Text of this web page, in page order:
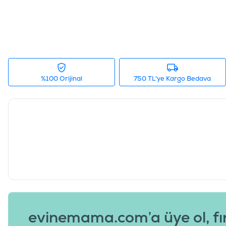
%100 Orijinal 750 TL'ye Kargo Bedava
evinemama.com’a üye ol,